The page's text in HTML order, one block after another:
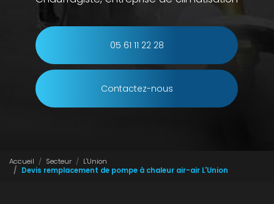
05 61 11 22 28
Contactez-nous
Accueil Secteur
L'Union
Devis remplacement de pompe à chaleur air-air L'Union